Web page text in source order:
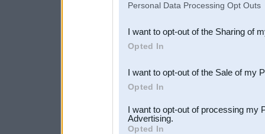
Downstream Participants
third parties.
Personal Data Processing Opt Outs
I want to opt-out of the Sharing of
Opted In
I want to opt-out of the Sale of my
Opted In
I want to opt-out of processing my
Advertising.
Opted In